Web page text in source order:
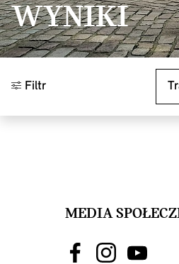
WYNIKI
Filtr
MEDIA